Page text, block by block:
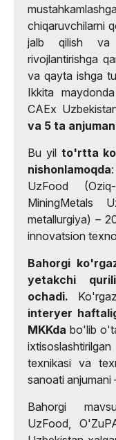
chiqaruvchilarni
jalb qilish va
rivojlantirishga
va qayta ishga
Ikkita
CAEx
va 5 ta anjuman
Bu yil to'rtta
nishonlamoqda
UzFood
MiningMetals
metallurgiya) –
innovatsion
Bahorgi
yetakchi
ochadi.
interyer
MKKda bo'lib
texnikasi va
sanoati anjumani
Bahorgi
UzFood,